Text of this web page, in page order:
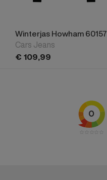
Winterjas Howham 60157
Cars Jeans
€ 109,99